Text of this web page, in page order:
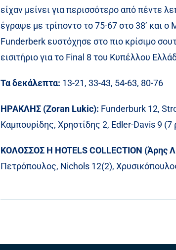
είχαν μείνει για περισσότερο από πέντε
έγραψε με τρίποντο το 75-67 στο 38’ και
Funderberk ευστόχησε στο πιο κρίσιμο
εισιτήριο για το Final 8 του Κυπέλλου
Τα δεκάλεπτα: 13-21, 33-43, 54-63, 80-76
ΗΡΑΚΛΗΣ (Zoran Lukic): Funderburk 12,
Καμπουρίδης, Χρηστίδης 2, Edler-Davis 9 (7
ΚΟΛΟΣΣΟΣ H HOTELS COLLECTION (Άρης
Πετρόπουλος, Nichols 12(2),